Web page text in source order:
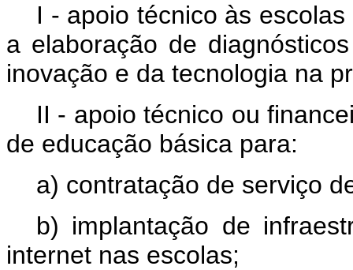
I - apoio técnico às
a elaboração de
inovação e da tecnologia na
II - apoio técnico ou
de educação básica para:
a) contratação de serviço
b) implantação de
internet nas escolas;